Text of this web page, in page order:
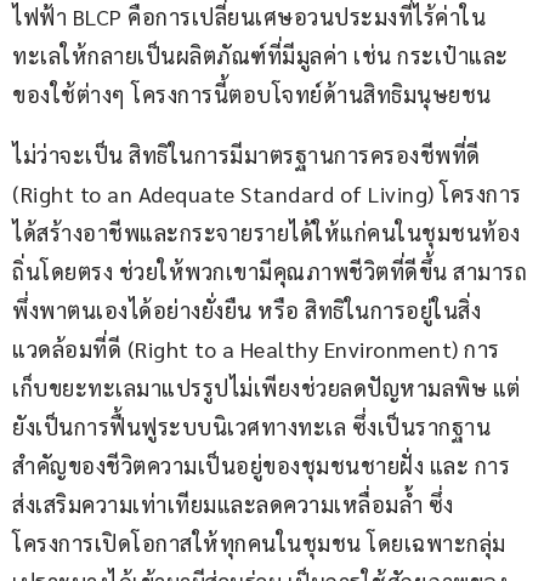
ไฟฟ้า BLCP คือการเปลี่ยนเศษอวนประมงที่ไร้ค่าใน
ทะเลให้กลายเป็นผลิตภัณฑ์ที่มีมูลค่า เช่น กระเป๋าและ
ของใช้ต่างๆ โครงการนี้ตอบโจทย์ด้านสิทธิมนุษยชน
ไม่ว่าจะเป็น สิทธิในการมีมาตรฐานการครองชีพที่ดี
(Right to an Adequate Standard of Living) โครงการ
ได้สร้างอาชีพและกระจายรายได้ให้แก่คนในชุมชนท้อง
ถิ่นโดยตรง ช่วยให้พวกเขามีคุณภาพชีวิตที่ดีขึ้น สามารถ
พึ่งพาตนเองได้อย่างยั่งยืน หรือ สิทธิในการอยู่ในสิ่ง
แวดล้อมที่ดี (Right to a Healthy Environment) การ
เก็บขยะทะเลมาแปรรูปไม่เพียงช่วยลดปัญหามลพิษ แต่
ยังเป็นการฟื้นฟูระบบนิเวศทางทะเล ซึ่งเป็นรากฐาน
สำคัญของชีวิตความเป็นอยู่ของชุมชนชายฝั่ง และ การ
ส่งเสริมความเท่าเทียมและลดความเหลื่อมล้ำ ซึ่ง
โครงการเปิดโอกาสให้ทุกคนในชุมชน โดยเฉพาะกลุ่ม